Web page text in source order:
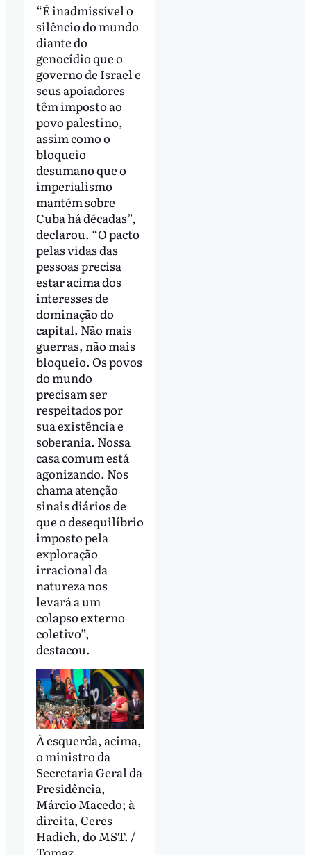
“É inadmissível o
silêncio do mundo
diante do
genocídio que o
governo de Israel e
seus apoiadores
têm imposto ao
povo palestino,
assim como o
bloqueio
desumano que o
imperialismo
mantém sobre
Cuba há décadas”,
declarou. “O pacto
pelas vidas das
pessoas precisa
estar acima dos
interesses de
dominação do
capital. Não mais
guerras, não mais
bloqueio. Os povos
do mundo
precisam ser
respeitados por
sua existência e
soberania. Nossa
casa comum está
agonizando. Nos
chama atenção
sinais diários de
que o desequilíbrio
imposto pela
exploração
irracional da
natureza nos
levará a um
colapso externo
coletivo”,
destacou.
À esquerda, acima,
o ministro da
Secretaria Geral da
Presidência,
Márcio Macedo; à
direita, Ceres
Hadich, do MST. /